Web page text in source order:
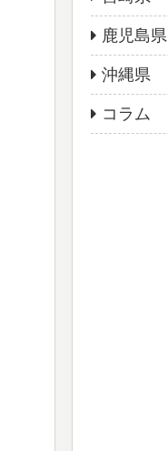
鹿児島県
沖縄県
コラム